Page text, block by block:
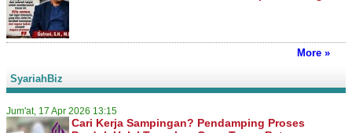
More »
SyariahBiz
Jum'at, 17 Apr 2026 13:15
Cari Kerja Sampingan? Pendamping Proses